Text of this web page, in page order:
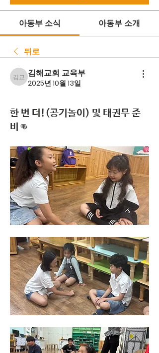
아동부 소식 아동부 소개
뒤로
김해교회 교육부
김해교회 교육부
2025년 10월 13일
한 번 더!(공기놀이) 및 태권무 준
비👊